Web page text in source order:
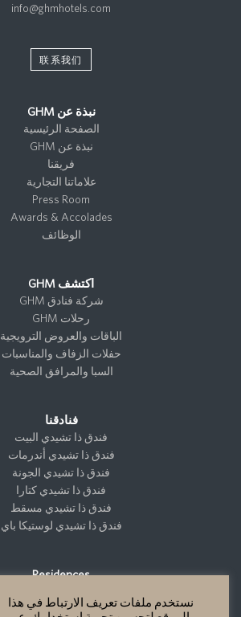
info@ghmhotels.com
联系我们
نبذة عن GHM
الصفحة الرئيسية
نبذة عن GHM
فريقنا
علاماتنا التجارية
Press Room
Awards & Accolades
الوظائف
اكتشف GHM
شركة فنادق GHM
رحلات GHM
الباقات والعروض الترويجية
حفلات الزفاف والمناسبات
السبا والمرافق الصحية
فنادقنا
فندق ذا تشيدي البيت
فندق ذا تشيدي أندرمات
فندق ذا تشيدي الجونة
فندق ذا تشيدي كتارا
فندق ذا تشيدي مسقط
فندق ذا تشيدي لوستيكا باي
Residences
نستخدم ملفات تعريف الارتباط في هذا